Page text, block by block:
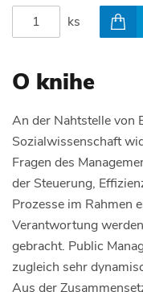
ks
O knihe
An der Nahtstelle von
Sozialwissenschaft
Fragen des
der Steuerung,
Prozesse im Rahmen
Verantwortung
gebracht. Public
zugleich sehr
Aus der